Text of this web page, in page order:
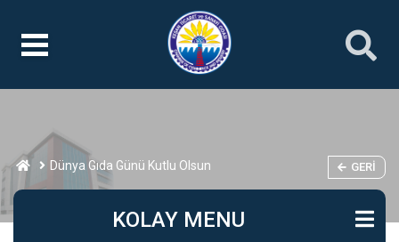
Dünya Gıda Günü Kutlu Olsun GERI
KOLAY MENU